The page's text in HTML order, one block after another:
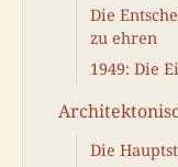
Die
zu ehren
1949: Die
Die